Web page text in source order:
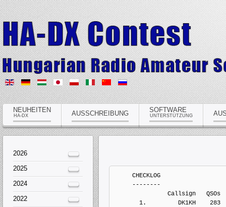
NEUHEITEN
HA-DX AUSSCHREIBUNG SOFTWARE
UNTERSTÜTZUNG
CHECKLOG
--------
Callsign   QSOs  Points
1.         DK1KH    283
2026
2025
2024
2022